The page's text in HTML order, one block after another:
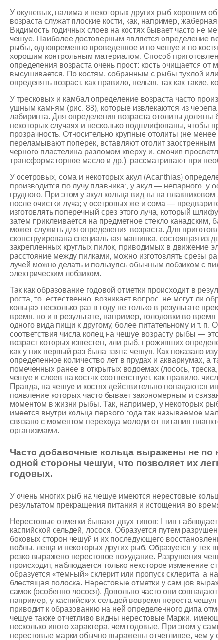
У окуневых, налима и некоторых других рыб хорошим
возраста служат плоские кости, как, например,
Видимость годичных слоев на костях бывает часто не
чешуе. Наиболее достоверным является определение
рыбы, одновременно проведенное и по чешуе и по
хорошим контрольным материалом. Способ
определения возраста очень прост: кость очищается от
высушивается. По костям, собранным с рыбы тухлой
определять возраст, как правило, нельзя, так как такие,
У тресковых и камбал определение возраста часто
ушным камням (рис. 88), которые извлекаются из
лабиринта. Для определения возраста отолиты должны
некоторых случаях и несколько подшлифованы, чтобы
прозрачность. Относительно крупные отолиты (не
переламывают поперек, вставляют отолит заостренным
черного пластелина разломом кверху и, смочив
трансформаторное масло и др.), рассматривают при
У осетровых, сома и некоторых акул (Acanthias)
производится по лучу плавника:, у акул — непарного, у
грудного. При этом у акул кольца видны на
после очистки луча; у осетровых же и сома —
изготовлять поперечный срез этого луча, который
затем приклеивается на предметное стекло канадским,
может служить для определения возраста. Для
сконструирована специальная машинка, состоящая из
закрепленных круглых пилок, приводимых в движение
расстояние между пилками, можно изготовлять срезы
лучей можно делать и пользуясь обычным лобзиком с
электрическим лобзиком.
Так как образование годовой отметки происходит в
роста, то, естественно, возникает вопрос, не могут ли
кольца» несколько раз в году не только в результате
время, но и в результате, например, голодовки во
одного вида пищи к другому, более питательному и т. п.
соответствия числа колец на чешуе возрасту рыбы —
возраст которых известен, или рыб, проживших
как у них первый раз была взята чешуя. Как показало
определенное количество лет в прудах и аквариумах, а
помеченных ранее в открытых водоемах (лосось,
чешуе и слоев на костях соответствует, как правило,
Правда, на чешуе и костях действительно попадаются
появление которых часто бывает закономерным и
моментом в жизни рыбы. Так, например, у некоторых
имеется внутри кольца первого года так называемое
связано с моментом перехода молоди от питания
организмами.
Часто добавочные кольца выражены не по
одной стороны чешуи, что позволяет их
годовых.
У очень многих рыб на чешуе имеются нерестовые
результатом прекращения питания и истощения во
Нерестовые отметки бывают двух типов: I тип
каспийской сельдей, лосося. Образуется путем
боковых сторон чешуй и их последующего
воблы, леща и некоторых других рыб. Образуется у тех
резко выражено нерестовое похудание. Разрушения
происходит, наблюдается только некоторое изменение
образуется «темный» склерит или пропуск склерита, а
блестящая полоска. Нерестовые отметки у самцов
самок (особенно лосося). Довольно часто они
например, у каспийских сельдей вовремя нереста
приводит к образованию на ней определенного дипа
чешуе также отчетливо видны нерестовые Марки,
несколько иного характера, чем годовые. При этом у
нерестовые марки обычно выражены отчетливее, чем у